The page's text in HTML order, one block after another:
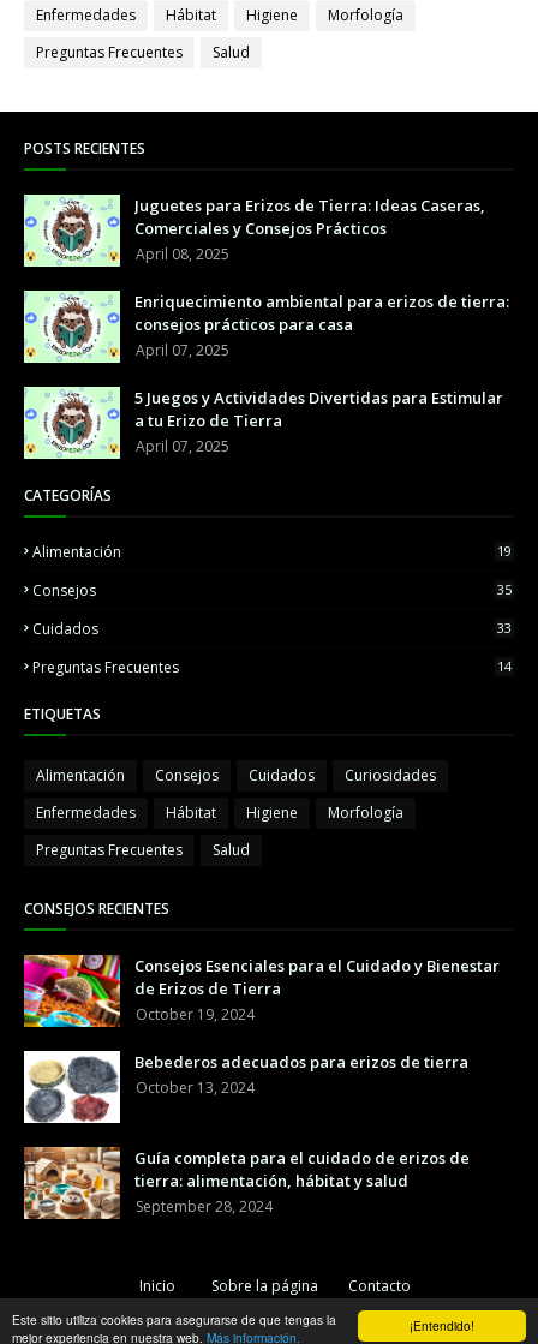
¡Entendido!
Este sitio utiliza cookies para asegurarse de que tengas la
mejor experiencia en nuestra web. Más información.
Enfermedades
Hábitat Higiene
Morfología
Preguntas Frecuentes
Salud
POSTS RECIENTES
Juguetes para Erizos de Tierra: Ideas Caseras,
Comerciales y Consejos Prácticos
April 08, 2025
Enriquecimiento ambiental para erizos de tierra:
consejos prácticos para casa
April 07, 2025
5 Juegos y Actividades Divertidas para Estimular
a tu Erizo de Tierra
April 07, 2025
CATEGORÍAS
Alimentación 19
Consejos 35
Cuidados 33
Preguntas Frecuentes 14
ETIQUETAS
Alimentación Consejos Cuidados
Curiosidades
Enfermedades
Hábitat Higiene
Morfología
Preguntas Frecuentes
Salud
CONSEJOS RECIENTES
Consejos Esenciales para el Cuidado y Bienestar
de Erizos de Tierra
October 19, 2024
Bebederos adecuados para erizos de tierra
October 13, 2024
Guía completa para el cuidado de erizos de
tierra: alimentación, hábitat y salud
September 28, 2024
Inicio Sobre la página
Contacto
Copyright ©2026Erizopedia